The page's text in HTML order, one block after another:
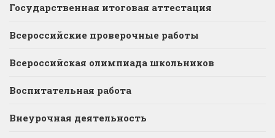
Государственная итоговая аттестация
Всероссийские проверочные работы
Всероссийская олимпиада школьников
Воспитательная работа
Внеурочная деятельность